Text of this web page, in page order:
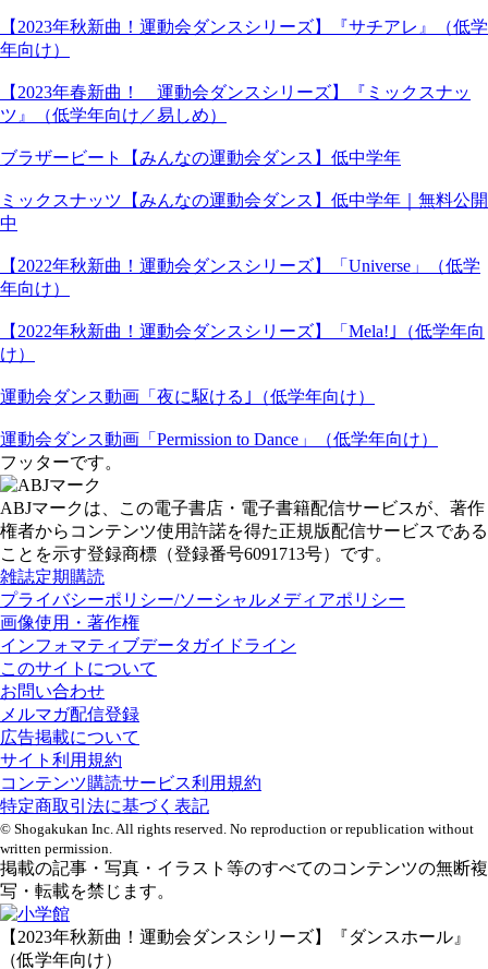
【2023年秋新曲！運動会ダンスシリーズ】『サチアレ』（低学
年向け）
【2023年春新曲！ 運動会ダンスシリーズ】『ミックスナッ
ツ』（低学年向け／易しめ）
ブラザービート【みんなの運動会ダンス】低中学年
ミックスナッツ【みんなの運動会ダンス】低中学年｜無料公開
中
【2022年秋新曲！運動会ダンスシリーズ】「Universe」（低学
年向け）
【2022年秋新曲！運動会ダンスシリーズ】「Mela!｣（低学年向
け）
運動会ダンス動画「夜に駆ける｣（低学年向け）
運動会ダンス動画「Permission to Dance」（低学年向け）
フッターです。
ABJマークは、この電子書店・電子書籍配信サービスが、著作
権者からコンテンツ使用許諾を得た正規版配信サービスである
ことを示す登録商標（登録番号6091713号）です。
雑誌定期購読
プライバシーポリシー/ソーシャルメディアポリシー
画像使用・著作権
インフォマティブデータガイドライン
このサイトについて
お問い合わせ
メルマガ配信登録
広告掲載について
サイト利用規約
コンテンツ購読サービス利用規約
特定商取引法に基づく表記
© Shogakukan Inc. All rights reserved. No reproduction or republication without
written permission.
掲載の記事・写真・イラスト等のすべてのコンテンツの無断複
写・転載を禁じます。
【2023年秋新曲！運動会ダンスシリーズ】『ダンスホール』
（低学年向け）